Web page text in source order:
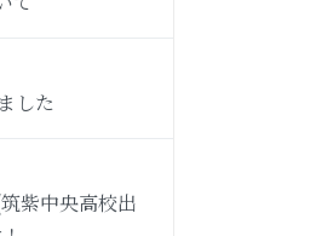
した
紫中央高校出